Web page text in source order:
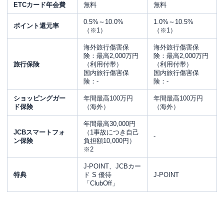
ETCカード年会費 無料 無料
ポイント還元率
0.5%～10.0%
（※1）
1.0%～10.5%
（※1）
旅行保険
海外旅行傷害保
険：最高2,000万円
（利用付帯）
国内旅行傷害保
険：-
海外旅行傷害保
険：最高2,000万円
（利用付帯）
国内旅行傷害保
険：-
ショッピングガー
ド保険
年間最高100万円
（海外）
年間最高100万円
（海外）
JCBスマートフォ
ン保険
年間最高30,000円
（1事故につき自己
負担額10,000円）
※2
-
特典
J-POINT、JCBカー
ド S 優待
「ClubOff」
J-POINT